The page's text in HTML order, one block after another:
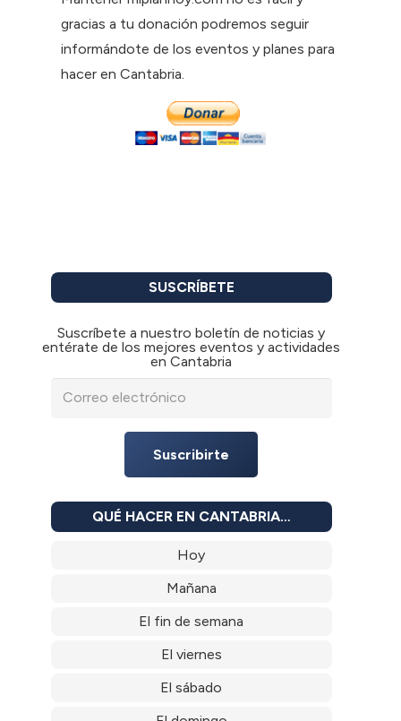
gracias a tu donación podremos seguir
informándote de los eventos y planes para
hacer en Cantabria.
SUSCRÍBETE
Suscríbete a nuestro boletín de noticias y
entérate de los mejores eventos y actividades
en Cantabria
Suscribirte
QUÉ HACER EN CANTABRIA…
Hoy
Mañana
El fin de semana
El viernes
El sábado